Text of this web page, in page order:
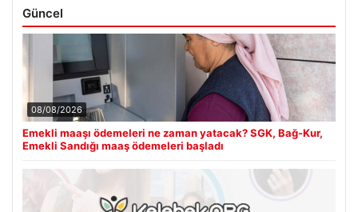
Güncel
08/08/2026
Emekli maaşı ödemeleri ne zaman yatacak? SGK, Bağ-Kur,
Emekli Sandığı maaş ödemeleri başladı